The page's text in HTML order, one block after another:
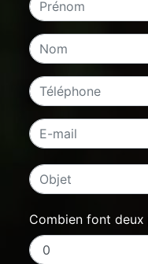
Combien font deux